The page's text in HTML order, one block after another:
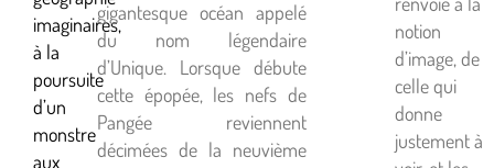
imaginaires,
à la
poursuite
d’un
monstre
aux
gigantesque océan appelé
du nom légendaire
d’Unique. Lorsque débute
cette épopée, les nefs de
Pangée reviennent
décimées de la neuvième
notion
d’image, de
celle qui
donne
justement à